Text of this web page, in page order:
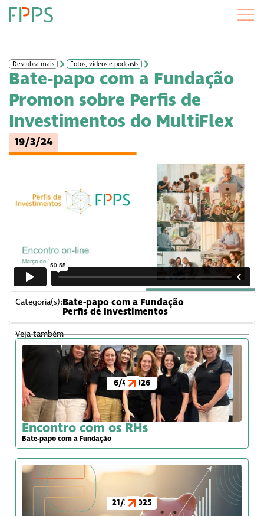
Descubra mais Fotos, vídeos e podcasts
Bate-papo com a Fundação
Promon sobre Perfis de
Investimentos do MultiFlex
19/3/24
Categoria(s):Bate-papo com a Fundação
Perfis de Investimentos
Veja também
6/4/2026
Encontro com os RHs
Bate-papo com a Fundação
21/3/2025